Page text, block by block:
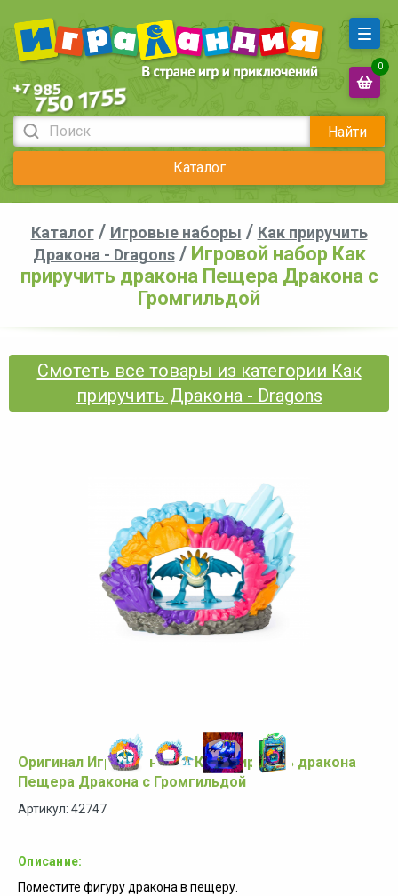
Найти
Каталог
0
Каталог/ Игровые наборы / Как приручить
Дракона - Dragons/ Игровой набор Как
приручить дракона Пещера Дракона с
Громгильдой
Смотеть все товары из категории Как
приручить Дракона - Dragons
Оригинал Игровой набор Как приручить дракона
Пещера Дракона с Громгильдой
Артикул: 42747
Описание:
Поместите фигуру дракона в пещеру.